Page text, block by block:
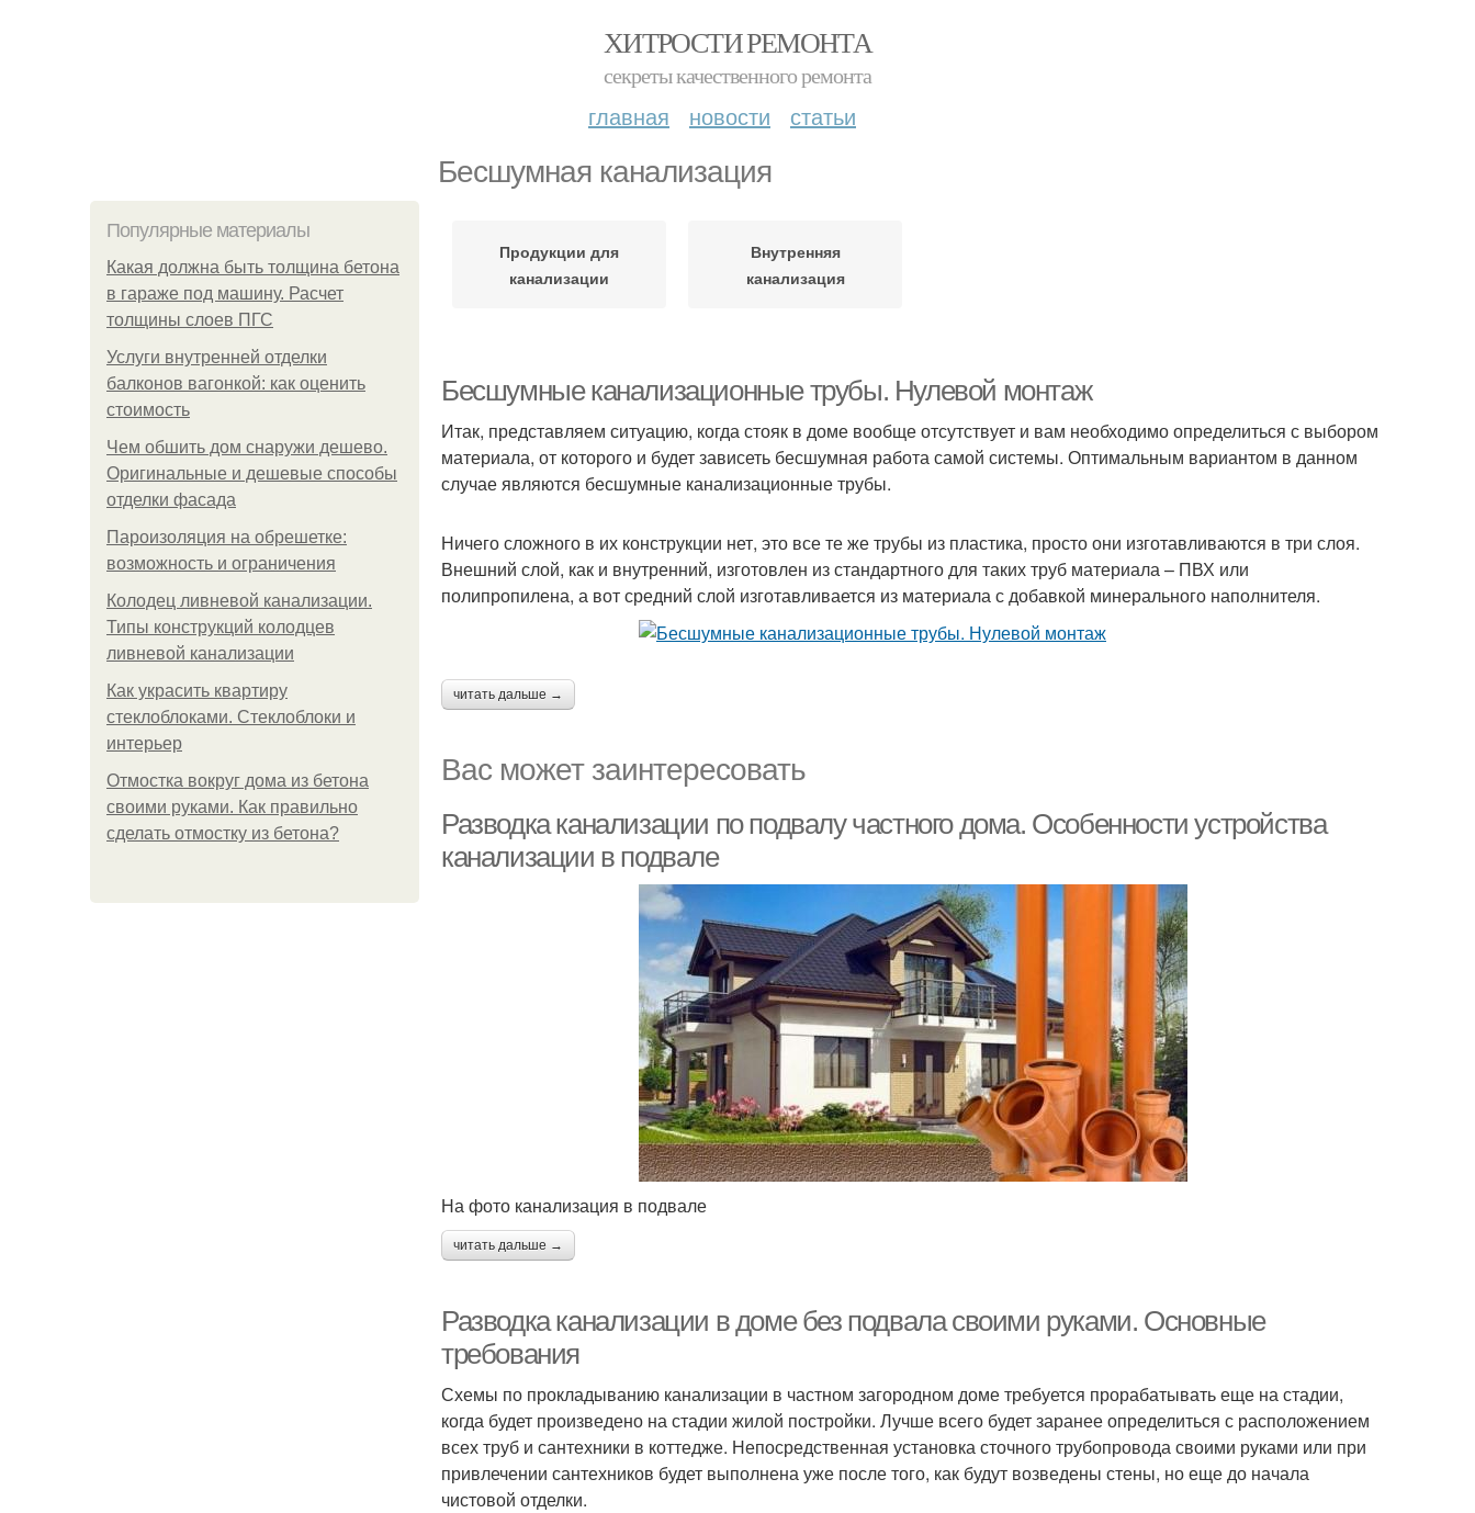
ХИТРОСТИ РЕМОНТА
секреты качественного ремонта
главная новости статьи
Бесшумная канализация
Популярные материалы
Какая должна быть толщина бетона
в гараже под машину. Расчет
толщины слоев ПГС
Услуги внутренней отделки
балконов вагонкой: как оценить
стоимость
Чем обшить дом снаружи дешево.
Оригинальные и дешевые способы
отделки фасада
Пароизоляция на обрешетке:
возможность и ограничения
Колодец ливневой канализации.
Типы конструкций колодцев
ливневой канализации
Как украсить квартиру
стеклоблоками. Стеклоблоки и
интерьер
Отмостка вокруг дома из бетона
своими руками. Как правильно
сделать отмостку из бетона?
Продукции для
канализации
Внутренняя
канализация
Бесшумные канализационные трубы. Нулевой монтаж
Итак, представляем ситуацию, когда стояк в доме вообще отсутствует и вам необходимо определиться с выбором
материала, от которого и будет зависеть бесшумная работа самой системы. Оптимальным вариантом в данном
случае являются бесшумные канализационные трубы.
Ничего сложного в их конструкции нет, это все те же трубы из пластика, просто они изготавливаются в три слоя.
Внешний слой, как и внутренний, изготовлен из стандартного для таких труб материала – ПВХ или
полипропилена, а вот средний слой изготавливается из материала с добавкой минерального наполнителя.
читать дальше →
Вас может заинтересовать
Разводка канализации по подвалу частного дома. Особенности устройства
канализации в подвале
На фото канализация в подвале
читать дальше →
Разводка канализации в доме без подвала своими руками. Основные
требования
Схемы по прокладыванию канализации в частном загородном доме требуется прорабатывать еще на стадии,
когда будет произведено на стадии жилой постройки. Лучше всего будет заранее определиться с расположением
всех труб и сантехники в коттедже. Непосредственная установка сточного трубопровода своими руками или при
привлечении сантехников будет выполнена уже после того, как будут возведены стены, но еще до начала
чистовой отделки.